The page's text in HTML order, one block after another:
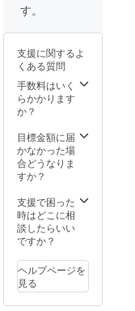
ご入力
い。
キャッ
チコ
ピーは
任意で
記載す
る動画
は選べ
ませ
けま
所：兵
庫県姫
路市の
無人島
日時：
わせの
上決定
日程：
２泊３
数：１
０名様
まで ※
集合場
の交通
費は別
途必要
です ※
す。
支援に関するよ
くある質問
手数料はいく
らかかります
か？
目標金額に届
かなかった場
合どうなりま
すか？
支援で困った
時はどこに相
談したらいい
ですか？
ヘルプページを
見る